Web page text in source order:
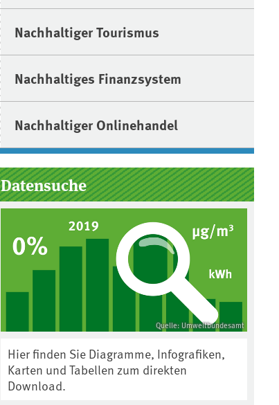
Nachhaltiger Tourismus
Nachhaltiges Finanzsystem
Nachhaltiger Onlinehandel
Datensuche
Quelle: Umweltbundesamt
Hier finden Sie Diagramme, Infografiken,
Karten und Tabellen zum direkten
Download.